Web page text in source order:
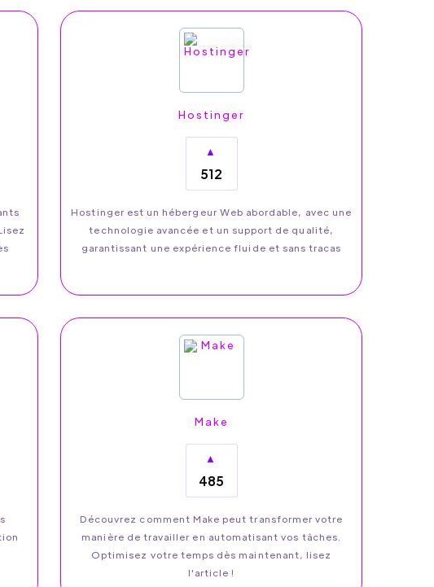
Hostinger
▲
512
Hostinger est un hébergeur Web abordable, avec une
technologie avancée et un support de qualité,
garantissant une expérience fluide et sans tracas
Make
▲
485
Découvrez comment Make peut transformer votre
manière de travailler en automatisant vos tâches.
Optimisez votre temps dès maintenant, lisez
l'article !